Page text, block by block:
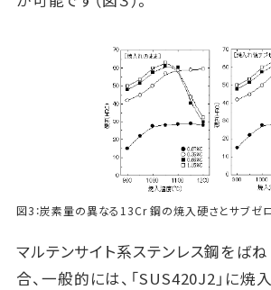
図3：炭素量の異なる13Cr 鋼の焼入硬さとサブゼ
マルテンサイト系ステンレス鋼をば
合、一般的には、「SUS420J2」に焼